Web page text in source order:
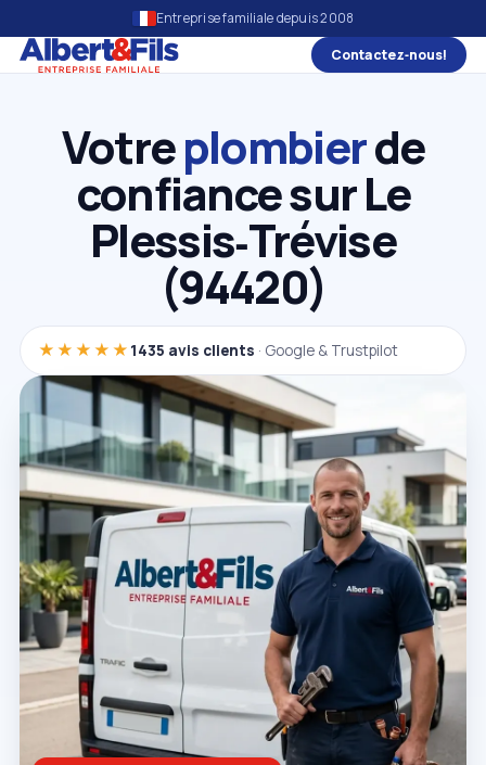
Entreprise familiale depuis 2008
Contactez‑nous!
Votreplombierde
confiance sur Le
Plessis‑Trévise
(94420)
★★★★★ 1435 avis clients · Google & Trustpilot